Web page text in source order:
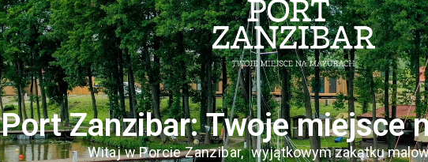
Port Zanzibar: Twoje miejsce
Witaj w Porcie Zanzibar,wyjątkowym zakątku